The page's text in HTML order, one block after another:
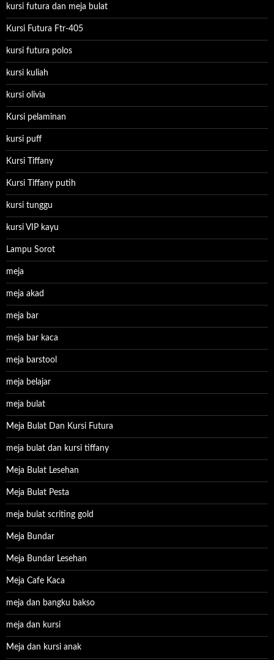
kursi futura dan meja bulat
Kursi Futura Ftr-405
kursi futura polos
kursi kuliah
kursi olivia
Kursi pelaminan
kursi puff
Kursi Tiffany
Kursi Tiffany putih
kursi tunggu
kursi VIP kayu
Lampu Sorot
meja
meja akad
meja bar
meja bar kaca
meja barstool
meja belajar
meja bulat
Meja Bulat Dan Kursi Futura
meja bulat dan kursi tiffany
Meja Bulat Lesehan
Meja Bulat Pesta
meja bulat scriting gold
Meja Bundar
Meja Bundar Lesehan
Meja Cafe Kaca
meja dan bangku bakso
meja dan kursi
Meja dan kursi anak